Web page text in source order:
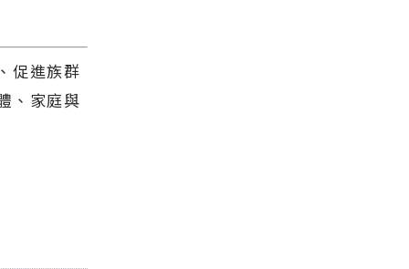
促進族群
、家庭與